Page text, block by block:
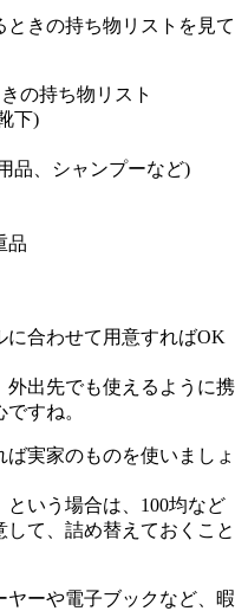
きの持ち物リストを見て
の持ち物リスト
下)
品、シャンプーなど)
品
合わせて用意すればOK
外出先でも使えるように携
すね。
実家のものを使いましょ
いう場合は、100均など
て、詰め替えておくこと
ーや電子ブックなど、暇